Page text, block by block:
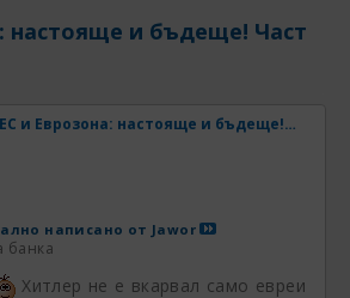
настояще и бъдеще! Част
ЕС и Еврозона: настояще и бъдеще! Част 33
написано от Jawor
банка
Хитлер не е вкарвал само евреи